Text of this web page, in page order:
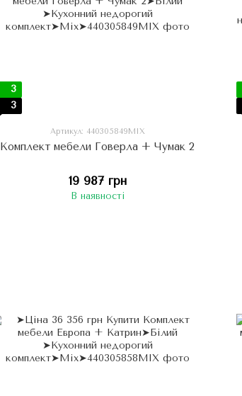
3
3
Артикул: 440305849МIX
Комплект мебели Говерла + Чумак 2
19 987 грн
В наявності